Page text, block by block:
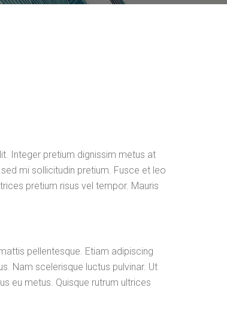
Integer pretium dignissim metus at
mi sollicitudin pretium. Fusce et leo
pretium risus vel tempor. Mauris
pellentesque. Etiam adipiscing
Nam scelerisque luctus pulvinar. Ut
eu metus. Quisque rutrum ultrices